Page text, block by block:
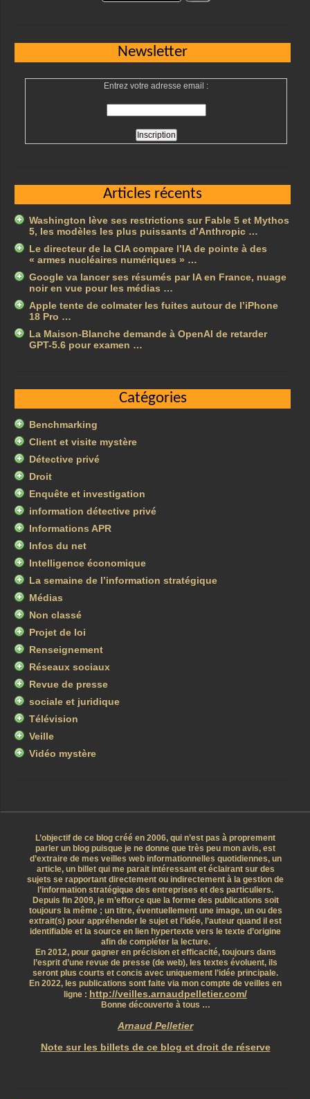
Newsletter
Entrez votre adresse email :
Articles récents
Washington lève ses restrictions sur Fable 5 et Mythos
5, les modèles les plus puissants d’Anthropic …
Le directeur de la CIA compare l’IA de pointe à des
« armes nucléaires numériques » …
Google va lancer ses résumés par IA en France, nuage
noir en vue pour les médias …
Apple tente de colmater les fuites autour de l’iPhone
18 Pro …
La Maison-Blanche demande à OpenAI de retarder
GPT-5.6 pour examen …
Catégories
Benchmarking
Client et visite mystère
Détective privé
Droit
Enquête et investigation
information détective privé
Informations APR
Infos du net
Intelligence économique
La semaine de l’information stratégique
Médias
Non classé
Projet de loi
Renseignement
Réseaux sociaux
Revue de presse
sociale et juridique
Télévision
Veille
Vidéo mystère
L’objectif de ce blog créé en 2006, qui n’est pas à proprement
parler un blog puisque je ne donne que très peu mon avis, est
d’extraire de mes veilles web informationnelles quotidiennes, un
article, un billet qui me parait intéressant et éclairant sur des
sujets se rapportant directement ou indirectement à la gestion de
l’information stratégique des entreprises et des particuliers.
Depuis fin 2009, je m’efforce que la forme des publications soit
toujours la même ; un titre, éventuellement une image, un ou des
extrait(s) pour appréhender le sujet et l’idée, l’auteur quand il est
identifiable et la source en lien hypertexte vers le texte d’origine
afin de compléter la lecture.
En 2012, pour gagner en précision et efficacité, toujours dans
l’esprit d’une revue de presse (de web), les textes évoluent, ils
seront plus courts et concis avec uniquement l’idée principale.
En 2022, les publications sont faite via mon compte de veilles en
ligne : http://veilles.arnaudpelletier.com/
Bonne découverte à tous …
Arnaud Pelletier
Note sur les billets de ce blog et droit de réserve